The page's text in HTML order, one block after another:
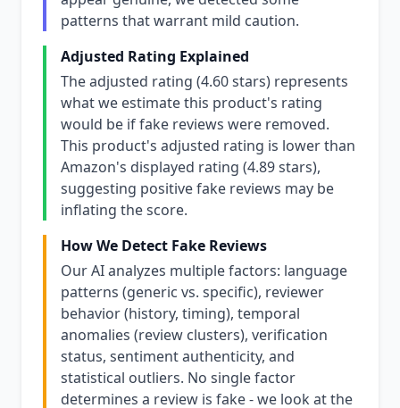
patterns that warrant mild caution.
Adjusted Rating Explained
The adjusted rating (4.60 stars) represents
what we estimate this product's rating
would be if fake reviews were removed.
This product's adjusted rating is lower than
Amazon's displayed rating (4.89 stars),
suggesting positive fake reviews may be
inflating the score.
How We Detect Fake Reviews
Our AI analyzes multiple factors: language
patterns (generic vs. specific), reviewer
behavior (history, timing), temporal
anomalies (review clusters), verification
status, sentiment authenticity, and
statistical outliers. No single factor
determines a review is fake - we look at the